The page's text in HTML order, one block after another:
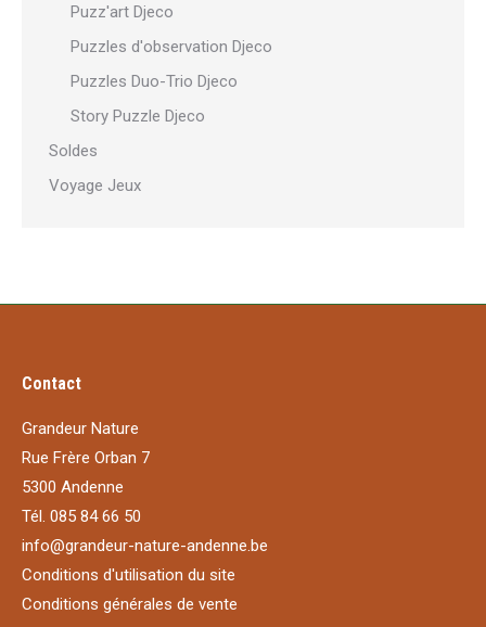
Puzz'art Djeco
Puzzles d'observation Djeco
Puzzles Duo-Trio Djeco
Story Puzzle Djeco
Soldes
Voyage Jeux
Contact
Grandeur Nature
Rue Frère Orban 7
5300 Andenne
Tél. 085 84 66 50
info@grandeur-nature-andenne.be
Conditions d'utilisation du site
Conditions générales de vente